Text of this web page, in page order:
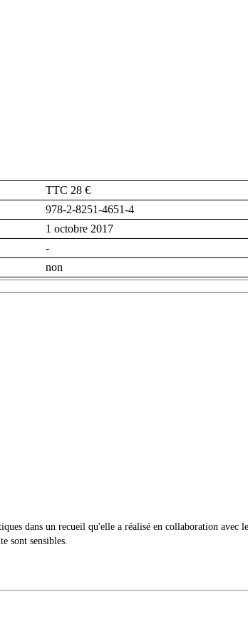
TTC 28 €
978-2-8251-4651-4
1 octobre 2017
-
non
dans un recueil qu'elle a réalisé en collaboration avec
sont sensibles.